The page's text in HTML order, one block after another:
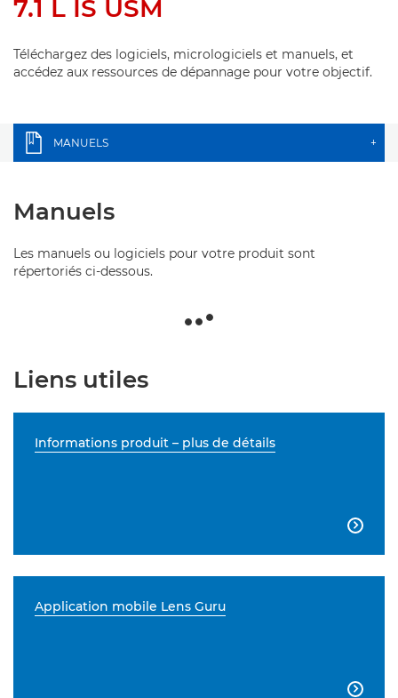
7.1 L IS USM
Téléchargez des logiciels, micrologiciels et manuels, et
accédez aux ressources de dépannage pour votre objectif.
MANUELS +
Manuels
Les manuels ou logiciels pour votre produit sont
répertoriés ci-dessous.
Liens utiles
Informations produit – plus de détails

Application mobile Lens Guru
